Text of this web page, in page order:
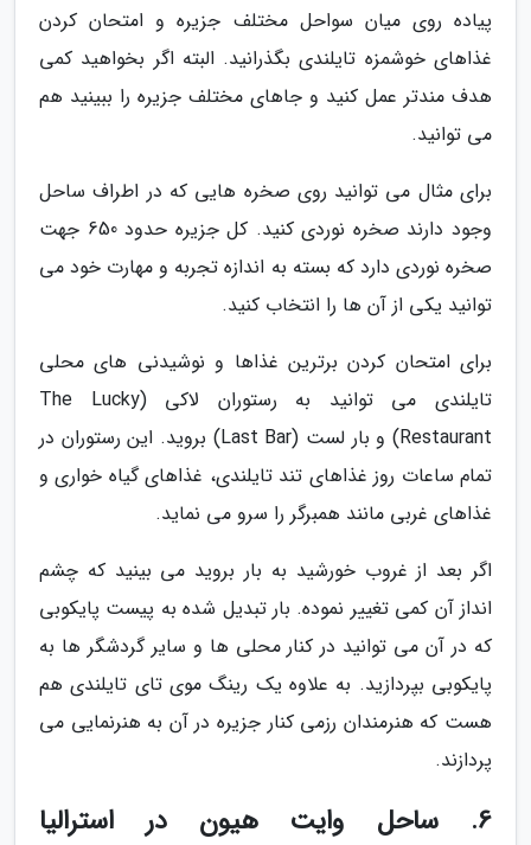
پیاده روی میان سواحل مختلف جزیره و امتحان کردن
غذاهای خوشمزه تایلندی بگذرانید. البته اگر بخواهید کمی
هدف مندتر عمل کنید و جاهای مختلف جزیره را ببینید هم
می توانید.
برای مثال می توانید روی صخره هایی که در اطراف ساحل
وجود دارند صخره نوردی کنید. کل جزیره حدود 650 جهت
صخره نوردی دارد که بسته به اندازه تجربه و مهارت خود می
توانید یکی از آن ها را انتخاب کنید.
برای امتحان کردن برترین غذاها و نوشیدنی های محلی
تایلندی می توانید به رستوران لاکی (The Lucky
Restaurant) و بار لست (Last Bar) بروید. این رستوران در
تمام ساعات روز غذاهای تند تایلندی، غذاهای گیاه خواری و
غذاهای غربی مانند همبرگر را سرو می نماید.
اگر بعد از غروب خورشید به بار بروید می بینید که چشم
انداز آن کمی تغییر نموده. بار تبدیل شده به پیست پایکوبی
که در آن می توانید در کنار محلی ها و سایر گردشگر ها به
پایکوبی بپردازید. به علاوه یک رینگ موی تای تایلندی هم
هست که هنرمندان رزمی کنار جزیره در آن به هنرنمایی می
پردازند.
6. ساحل وایت هیون در استرالیا